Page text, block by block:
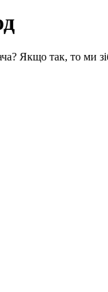
Якщо так, то ми